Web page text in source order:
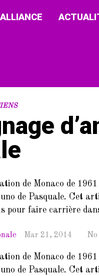
de Monaco de
de Pasquale. Cet
pour faire carrière
Mar 21, 2014 No
de Monaco de
de Pasquale. Cet